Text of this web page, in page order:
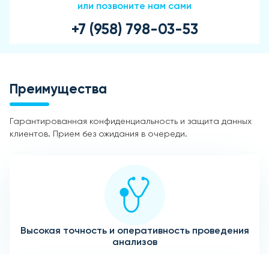
или позвоните нам сами
+7 (958) 798-03-53
Преимущества
Гарантированная конфиденциальность и защита данных
клиентов. Прием без ожидания в очереди.
Высокая точность и оперативность проведения
анализов